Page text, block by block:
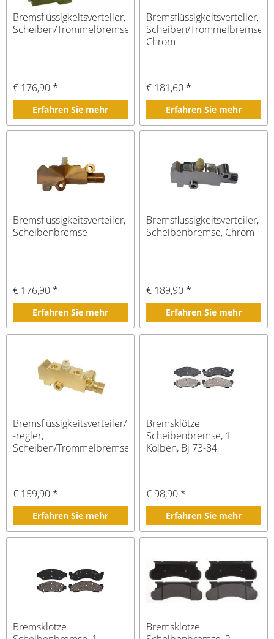
Bremsflüssigkeitsverteiler,
Scheiben/Trommelbremse
€ 176,90 *
Erfahren Sie mehr
Bremsflüssigkeitsverteiler,
Scheiben/Trommelbremse,
Chrom
€ 181,60 *
Erfahren Sie mehr
Bremsflüssigkeitsverteiler,
Scheibenbremse
€ 176,90 *
Erfahren Sie mehr
Bremsflüssigkeitsverteiler,
Scheibenbremse, Chrom
€ 189,90 *
Erfahren Sie mehr
Bremsflüssigkeitsverteiler/
-regler,
Scheiben/Trommelbremse
€ 159,90 *
Erfahren Sie mehr
Bremsklötze
Scheibenbremse, 1
Kolben, Bj 73-84
€ 98,90 *
Erfahren Sie mehr
Bremsklötze
Bremsklötze